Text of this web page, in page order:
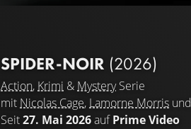
SPIDER-NOIR (2026)
Action, Krimi & MysterySerie
mit Nicolas Cage, Lamorne Morris und
Seit27. Mai 2026aufPrime Video